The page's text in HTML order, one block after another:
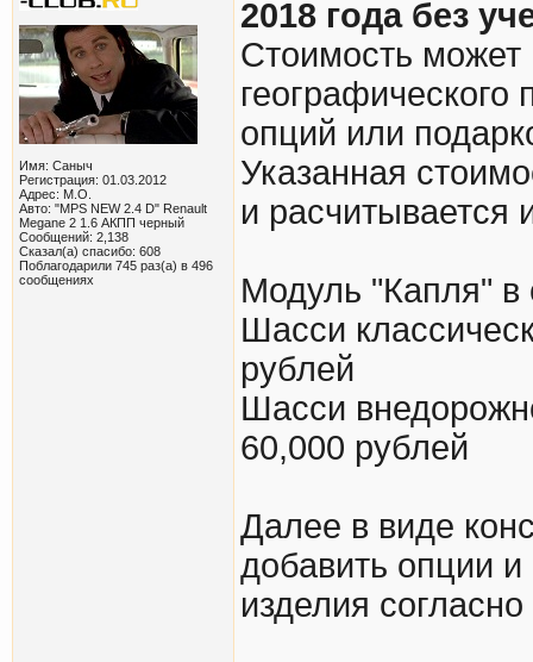
Имя: Саныч
Регистрация: 01.03.2012
Адрес: М.О.
Авто: "MPS NEW 2.4 D" Renault
Megane 2 1.6 АКПП черный
Сообщений: 2,138
Сказал(а) спасибо: 608
Поблагодарили 745 раз(а) в 496
сообщениях
2018 года без
Стоимость может
опций или
Указанная
и расчитывается
Модуль "Капля" в
Шасси
рублей
Шасси
60,000 рублей
Далее в виде
добавить опции
изделия